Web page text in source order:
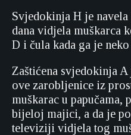
Svjedokinja H je
dana vidjela muškarca
D i čula kada ga je
Zaštićena svjedokinja
ove zarobljenice iz
muškarac u
bijeloj majici, a da je
televiziji vidjela tog